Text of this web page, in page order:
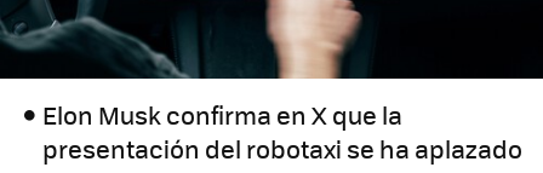
Elon Musk confirma en X que la
presentación del robotaxi se ha aplazado